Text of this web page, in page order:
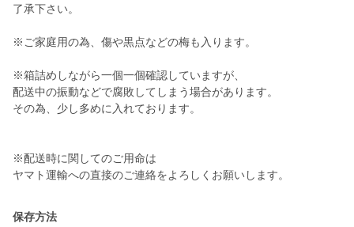
了承下さい。
※ご家庭用の為、傷や黒点などの梅も入ります。
※箱詰めしながら一個一個確認していますが、
配送中の振動などで腐敗してしまう場合があります。
その為、少し多めに入れております。
※配送時に関してのご用命は
ヤマト運輸への直接のご連絡をよろしくお願いします。
保存方法